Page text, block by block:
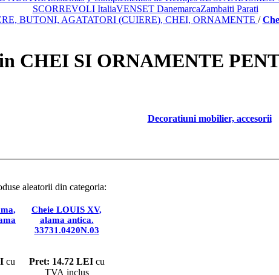
SCORREVOLI ItaliaVENSET DanemarcaZambaiti Parati
BUTONI, AGATATORI (CUIERE), CHEI, ORNAMENTE /
CHEI SI ORNAMENTE
Decoratiuni mobilier, accesorii
aleatorii din categoria:
cu
Cheie LOUIS XV,
alama antica.
33731.0420N.03
Pret: 14.72 LEIcu
TVA inclus